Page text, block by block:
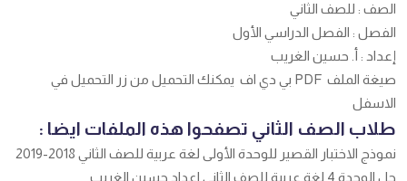
الصف : للصف الثاني
الفصل : الفصل الدراسي الأول
إعداد : أ. حسين الغريب
صيغة الملف PDF بي دي اف يمكنك التحميل من زر التحميل في
الاسفل
طلاب الصف الثاني تصفحوا هذه الملفات ايضا :
نموذج الاختبار القصير للوحدة الأولى لغة عربية للصف الثاني 2018-2019
حل الوحدة 4 لغة عربية للصف الثاني اعداد حسين الغريب